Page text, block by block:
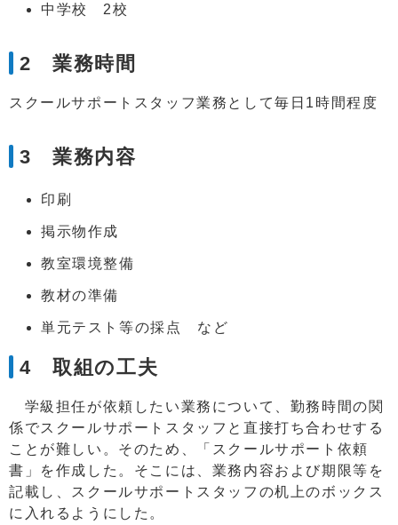
中学校 2校
2 業務時間
スクールサポートスタッフ業務として毎日1時間程度
3 業務内容
印刷
掲示物作成
教室環境整備
教材の準備
単元テスト等の採点 など
4 取組の工夫
学級担任が依頼したい業務について、勤務時間の関
係でスクールサポートスタッフと直接打ち合わせする
ことが難しい。そのため、「スクールサポート依頼
書」を作成した。そこには、業務内容および期限等を
記載し、スクールサポートスタッフの机上のボックス
に入れるようにした。